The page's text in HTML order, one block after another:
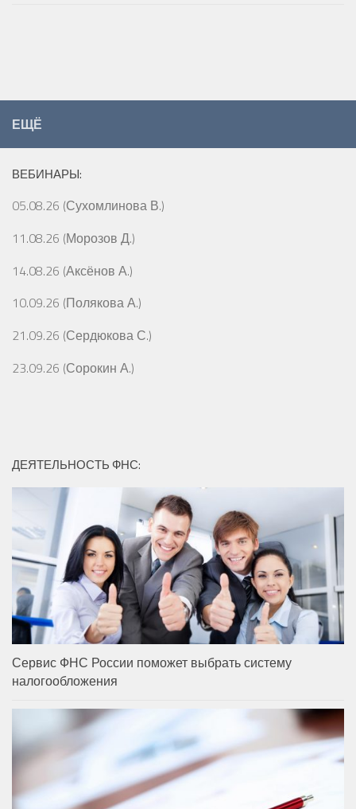
ЕЩЁ
ВЕБИНАРЫ:
05.08.26 (Сухомлинова В.)
11.08.26 (Морозов Д.)
14.08.26 (Аксёнов А.)
10.09.26 (Полякова А.)
21.09.26 (Сердюкова С.)
23.09.26 (Сорокин А.)
ДЕЯТЕЛЬНОСТЬ ФНС:
Сервис ФНС России поможет выбрать систему
налогообложения